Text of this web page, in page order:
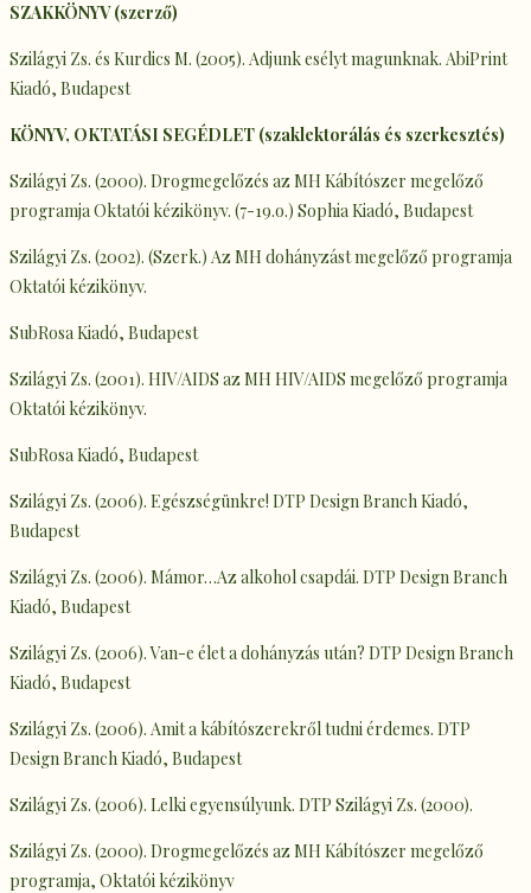
SZAKKÖNYV (szerző)
Szilágyi Zs. és Kurdics M. (2005). Adjunk esélyt magunknak. AbiPrint
Kiadó, Budapest
KÖNYV, OKTATÁSI SEGÉDLET (szaklektorálás és szerkesztés)
Szilágyi Zs. (2000). Drogmegelőzés az MH Kábítószer megelőző
programja Oktatói kézikönyv. (7-19.o.) Sophia Kiadó, Budapest
Szilágyi Zs. (2002). (Szerk.) Az MH dohányzást megelőző programja
Oktatói kézikönyv.
SubRosa Kiadó, Budapest
Szilágyi Zs. (2001). HIV/AIDS az MH HIV/AIDS megelőző programja
Oktatói kézikönyv.
SubRosa Kiadó, Budapest
Szilágyi Zs. (2006). Egészségünkre! DTP Design Branch Kiadó,
Budapest
Szilágyi Zs. (2006). Mámor…Az alkohol csapdái. DTP Design Branch
Kiadó, Budapest
Szilágyi Zs. (2006). Van-e élet a dohányzás után? DTP Design Branch
Kiadó, Budapest
Szilágyi Zs. (2006). Amit a kábítószerekről tudni érdemes. DTP
Design Branch Kiadó, Budapest
Szilágyi Zs. (2006). Lelki egyensúlyunk. DTP Szilágyi Zs. (2000).
Szilágyi Zs. (2000). Drogmegelőzés az MH Kábítószer megelőző
programja, Oktatói kézikönyv